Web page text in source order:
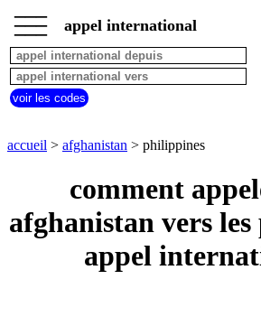
accueil
afghanistan
appel
depuis
pays
commencant
D E
G
R S T
U
V
W X Y Z
___
___ appel international
voir les codes
accueil > afghanistan > philippines
comment
afghanistan vers
appel